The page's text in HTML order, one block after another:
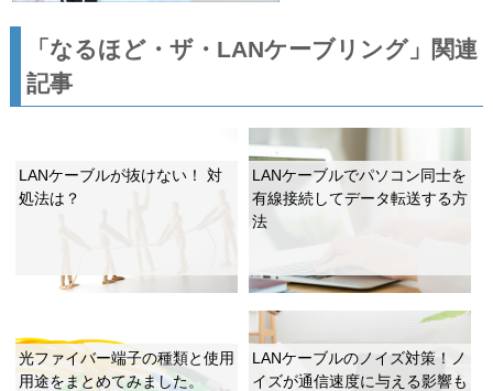
「なるほど・ザ・LANケーブリング」関連
記事
LANケーブルが抜けない！ 対
処法は？
LANケーブルでパソコン同士を
有線接続してデータ転送する方
法
光ファイバー端子の種類と使用
用途をまとめてみました。
LANケーブルのノイズ対策！ノ
イズが通信速度に与える影響も